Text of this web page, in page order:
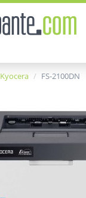
Kyocera FS-2100DN